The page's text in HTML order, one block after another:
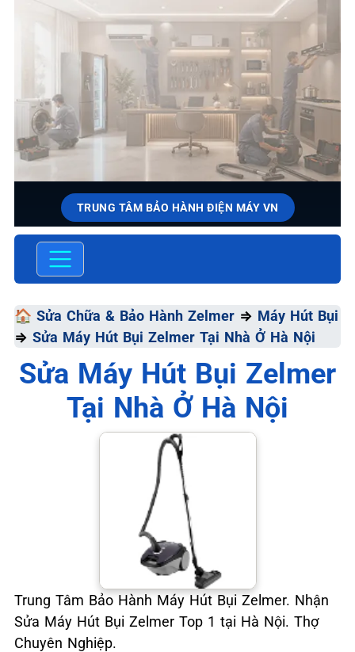
TRUNG TÂM BẢO HÀNH ĐIỆN MÁY VN
SỬA CHỮA & BẢO HÀNH
Đa
📞 09.663.898.33
🏠 Sửa Chữa & Bảo Hành Zelmer ⇒ Máy Hút Bụi
⇒ Sửa Máy Hút Bụi Zelmer Tại Nhà Ở Hà Nội
Sửa Máy Hút Bụi Zelmer
Tại Nhà Ở Hà Nội
Trung Tâm Bảo Hành Máy Hút Bụi Zelmer. Nhận
Sửa Máy Hút Bụi Zelmer Top 1 tại Hà Nội. Thợ
Chuyên Nghiệp.